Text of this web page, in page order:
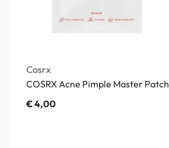
Cosrx
COSRX Acne Pimple Master Patch
€4,00